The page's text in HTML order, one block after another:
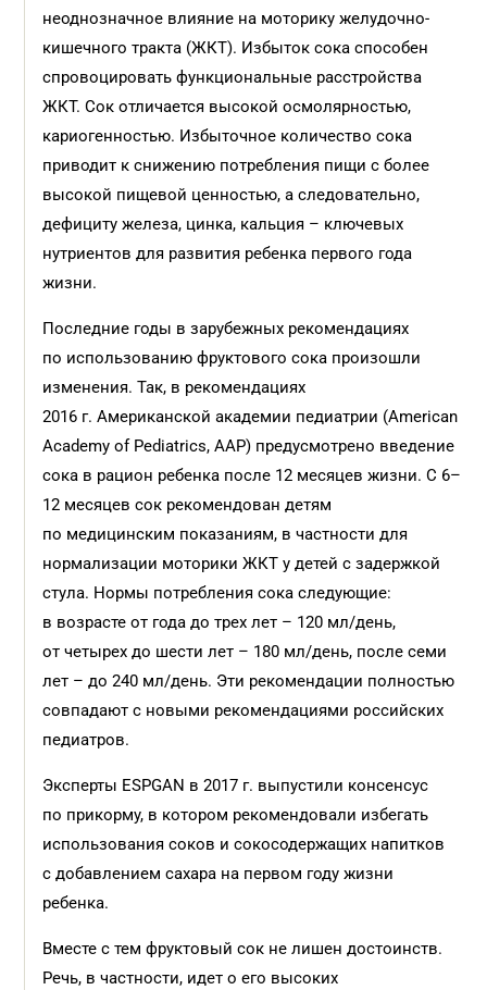
неоднозначное влияние на моторику желудочно-
кишечного тракта (ЖКТ). Избыток сока способен
спровоцировать функциональные расстройства
ЖКТ. Сок отличается высокой осмолярностью,
кариогенностью. Избыточное количество сока
приводит к снижению потребления пищи с более
высокой пищевой ценностью, а следовательно,
дефициту железа, цинка, кальция – ключевых
нутриентов для развития ребенка первого года
жизни.
Последние годы в зарубежных рекомендациях
по использованию фруктового сока произошли
изменения. Так, в рекомендациях
2016 г. Американской академии педиатрии (American
Academy of Pediatrics, ААР) предусмотрено введение
сока в рацион ребенка после 12 месяцев жизни. С 6–
12 месяцев сок рекомендован детям
по медицинским показаниям, в частности для
нормализации моторики ЖКТ у детей с задержкой
стула. Нормы потребления сока следующие:
в возрасте от года до трех лет – 120 мл/день,
от четырех до шести лет – 180 мл/день, после семи
лет – до 240 мл/день. Эти рекомендации полностью
совпадают с новыми рекомендациями российских
педиатров.
Эксперты ESPGAN в 2017 г. выпустили консенсус
по прикорму, в котором рекомендовали избегать
использования соков и сокосодержащих напитков
с добавлением сахара на первом году жизни
ребенка.
Вместе с тем фруктовый сок не лишен достоинств.
Речь, в частности, идет о его высоких